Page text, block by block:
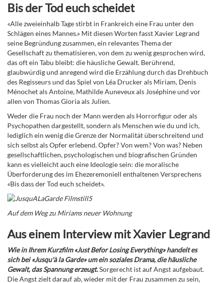
Bis der Tod euch scheidet
«Alle zweieinhalb Tage stirbt in Frankreich eine Frau unter den
Schlägen eines Mannes.» Mit diesen Worten fasst Xavier Legrand
seine Begründung zusammen, ein relevantes Thema der
Gesellschaft zu thematisieren, von dem zu wenig gesprochen wird,
das oft ein Tabu bleibt: die häusliche Gewalt. Berührend,
glaubwürdig und anregend wird die Erzählung durch das Drehbuch
des Regisseurs und das Spiel von Léa Drucker als Miriam, Denis
Ménochet als Antoine, Mathilde Auneveux als Joséphine und vor
allen von Thomas Gioria als Julien.
Weder die Frau noch der Mann werden als Horrorfigur oder als
Psychopathen dargestellt, sondern als Menschen wie du und ich,
lediglich ein wenig die Grenze der Normalität überschreitend und
sich selbst als Opfer erlebend. Opfer? Von wem? Von was? Neben
gesellschaftlichen, psychologischen und biografischen Gründen
kann es vielleicht auch eine Ideologie sein: die moralische
Überforderung des im Ehezeremoniell enthaltenen Versprechens
«Bis dass der Tod euch scheidet».
Auf dem Weg zu Miriams neuer Wohnung
Aus einem Interview mit Xavier Legrand
Wie in Ihrem Kurzfilm «Just Befor Losing Everything» handelt es
sich bei «Jusqu'à la Garde» um ein soziales Drama, die häusliche
Gewalt, das Spannung erzeugt.Sorgerecht ist auf Angst aufgebaut.
Die Angst zielt darauf ab, wieder mit der Frau zusammen zu sein,